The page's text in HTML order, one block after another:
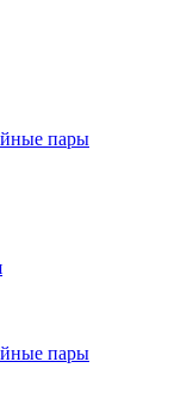
пары
пары